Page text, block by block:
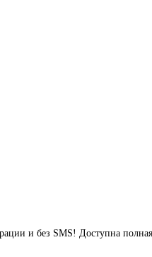
и без SMS! Доступна